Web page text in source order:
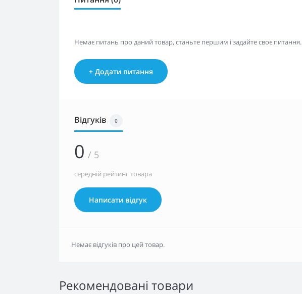
Немає питань про даний товар, станьте першим і задайте своє питання.
+ Додати питання
Відгуків 0
0 / 5
середній рейтинг товара
Написати відгук
Немає відгуків про цей товар.
Рекомендовані товари